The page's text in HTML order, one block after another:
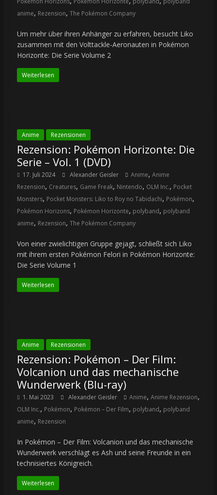
anime, Rezension, The Pokémon Company
Um mehr über ihren Anhänger zu erfahren, besucht Liko
zusammen mit den Volttackle-Aeronauten in Pokémon
Horizonte: Die Serie Volume 2
Weiterlesen
Anime Rezensionen
Rezension: Pokémon Horizonte: Die
Serie – Vol. 1 (DVD)
17. Juli 2024 Alexander Geisler Anime, Anime
Rezension, Creatures, Game Freak, Nintendo, OLM Inc., Pocket
Monsters, Pocket Monsters: Liko to Roy no Tabidachi, Pokémon,
Pokémon Horizons, Pokémon Horizonte, polyband, polyband
anime, Rezension, The Pokémon Company
Von einer zwielichtigen Gruppe gejagt, schließt sich Liko
mit ihrem ersten Pokémon Felori in Pokémon Horizonte:
Die Serie Volume 1
Weiterlesen
Anime Rezensionen
Rezension: Pokémon – Der Film:
Volcanion und das mechanische
Wunderwerk (Blu-ray)
1. Mai 2023 Alexander Geisler Anime, Anime Rezension,
OLM Inc., Pokémon, Pokémon – Der Film, polyband, polyband
anime, Rezension
In Pokémon – Der Film: Volcanion und das mechanische
Wunderwerk verschlägt es Ash und seine Freunde in ein
technisiertes Königreich.
Weiterlesen